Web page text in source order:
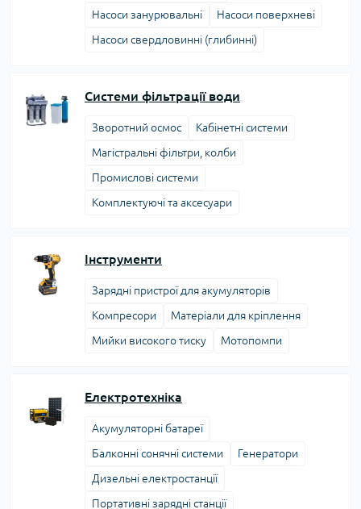
Насоси занурювальні
Насоси поверхневі
Насоси свердловинні (глибинні)
Системи фільтрації води
Зворотний осмос
Кабінетні системи
Магістральні фільтри, колби
Промислові системи
Комплектуючі та аксесуари
Інструменти
Зарядні пристрої для акумуляторів
Компресори
Матеріали для кріплення
Мийки високого тиску
Мотопомпи
Електротехніка
Aкумуляторні батареї
Балконні сонячні системи
Генератори
Дизельні електростанції
Портативні зарядні станції